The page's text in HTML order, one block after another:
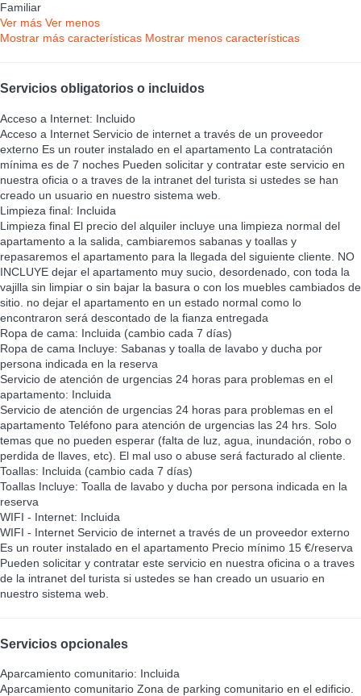
Familiar
Ver más Ver menos
Mostrar más características Mostrar menos características
Servicios obligatorios o incluidos
Acceso a Internet: Incluido
Acceso a Internet Servicio de internet a través de un proveedor
externo Es un router instalado en el apartamento La contratación
mínima es de 7 noches Pueden solicitar y contratar este servicio en
nuestra oficia o a traves de la intranet del turista si ustedes se han
creado un usuario en nuestro sistema web.
Limpieza final: Incluida
Limpieza final El precio del alquiler incluye una limpieza normal del
apartamento a la salida, cambiaremos sabanas y toallas y
repasaremos el apartamento para la llegada del siguiente cliente. NO
INCLUYE dejar el apartamento muy sucio, desordenado, con toda la
vajilla sin limpiar o sin bajar la basura o con los muebles cambiados de
sitio. no dejar el apartamento en un estado normal como lo
encontraron será descontado de la fianza entregada
Ropa de cama: Incluida (cambio cada 7 días)
Ropa de cama Incluye: Sabanas y toalla de lavabo y ducha por
persona indicada en la reserva
Servicio de atención de urgencias 24 horas para problemas en el
apartamento: Incluida
Servicio de atención de urgencias 24 horas para problemas en el
apartamento Teléfono para atención de urgencias las 24 hrs. Solo
temas que no pueden esperar (falta de luz, agua, inundación, robo o
perdida de llaves, etc). El mal uso o abuse será facturado al cliente.
Toallas: Incluida (cambio cada 7 días)
Toallas Incluye: Toalla de lavabo y ducha por persona indicada en la
reserva
WIFI - Internet: Incluida
WIFI - Internet Servicio de internet a través de un proveedor externo
Es un router instalado en el apartamento Precio mínimo 15 €/reserva
Pueden solicitar y contratar este servicio en nuestra oficina o a traves
de la intranet del turista si ustedes se han creado un usuario en
nuestro sistema web.
Servicios opcionales
Aparcamiento comunitario: Incluida
Aparcamiento comunitario Zona de parking comunitario en el edificio.